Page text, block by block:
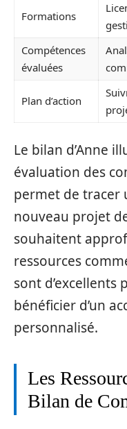
Formations
Compétences
évaluées
Plan d’action
Le bilan d’Anne
évaluation des
permet de tracer
nouveau projet
souhaitent
ressources
sont
bénéficier d’un
personnalisé.
Les
Bilan de